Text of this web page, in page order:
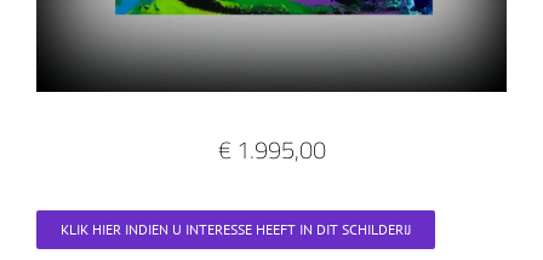
€ 1.995,00
KLIK HIER INDIEN U INTERESSE HEEFT IN DIT SCHILDERIJ